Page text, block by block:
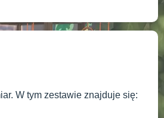
W tym zestawie znajduje się: